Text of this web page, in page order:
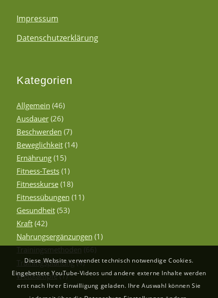
Impressum
Datenschutzerklärung
Kategorien
Allgemein (46)
Ausdauer(26)
Beschwerden (7)
Beweglichkeit(14)
Ernährung(15)
Fitness-Tests(1)
Fitnesskurse(18)
Fitnessübungen (11)
Gesundheit(53)
Kraft(42)
Nahrungsergänzungen (1)
Trainingsmethoden (66)
Trainingsplanung(4)
Wettkämpfe(1)
Diese Website verwendet technisch notwendige Cookies.
Eingebettete YouTube-Videos und andere externe Inhalte werden
erst nach Ihrer Einwilligung geladen. Ihre Auswahl können Sie